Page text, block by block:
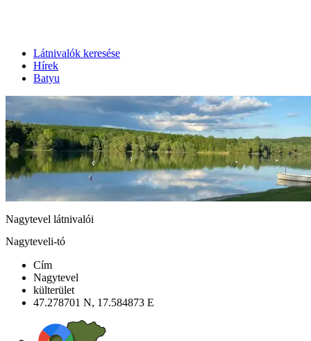
Látnivalók keresése
Hírek
Batyu
Nagytevel látnivalói
Nagyteveli-tó
Cím
Nagytevel
külterület
47.278701 N, 17.584873 E